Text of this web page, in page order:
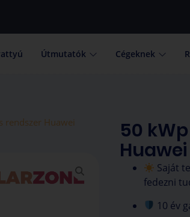
Útmutatók Cégeknek
Huawei
50
Saját
fedezni
10 év